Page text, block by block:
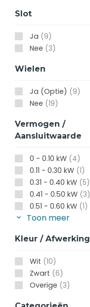
Slot
Ja (9)
Nee (3)
Wielen
Ja (Optie) (9)
Nee (19)
Vermogen /
Aansluitwaarde
0 - 0.10 kW (4)
0.11 - 0.30 kW (1)
0.31 - 0.40 kW (5)
0.41 - 0.50 kW (3)
0.51 - 0.60 kW (1)
Toon meer
Kleur / Afwerking
Wit (10)
Zwart (6)
Overige (3)